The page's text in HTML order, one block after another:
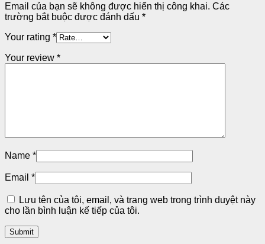
Email của bạn sẽ không được hiển thị công khai. Các
trường bắt buộc được đánh dấu *
Your rating *
Your review *
Name *
Email *
Lưu tên của tôi, email, và trang web trong trình duyệt này
cho lần bình luận kế tiếp của tôi.